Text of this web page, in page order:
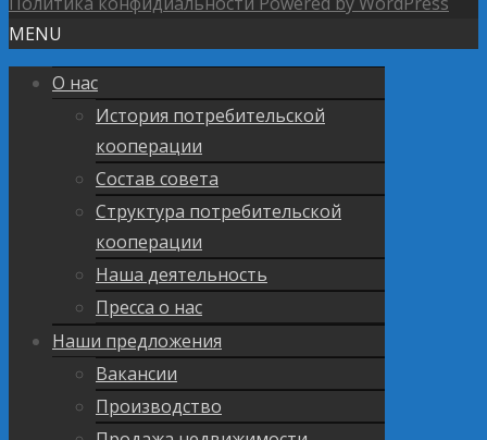
MENU
О нас
История потребительской
кооперации
Состав совета
Структура потребительской
кооперации
Наша деятельность
Пресса о нас
Наши предложения
Вакансии
Производство